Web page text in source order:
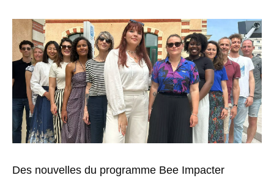
Des nouvelles du programme Bee Impacter